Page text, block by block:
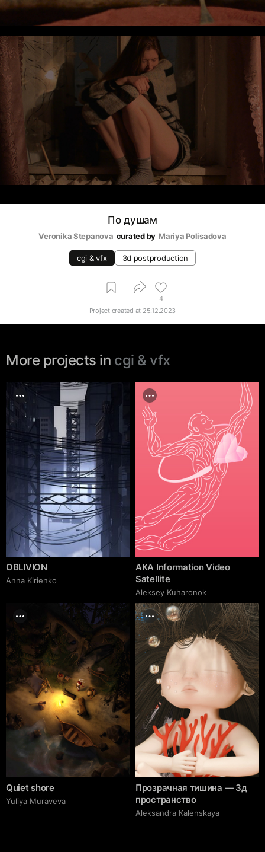
По душам
Veronika Stepanova curated by Mariya Polisadova
cgi & vfx 3d postproduction
4
Project created at 25.12.2023
More projects in cgi & vfx
OBLIVION
Anna Kirienko
AKA Information Video
Satellite
Aleksey Kuharonok
Quiet shore
Yuliya Muraveva
Прозрачная тишина — 3д
пространство
Aleksandra Kalenskaya